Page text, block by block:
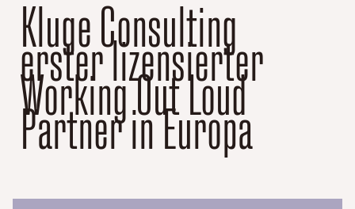
Kluge Consulting
erster lizensierter
Working Out Loud
Partner in Europa